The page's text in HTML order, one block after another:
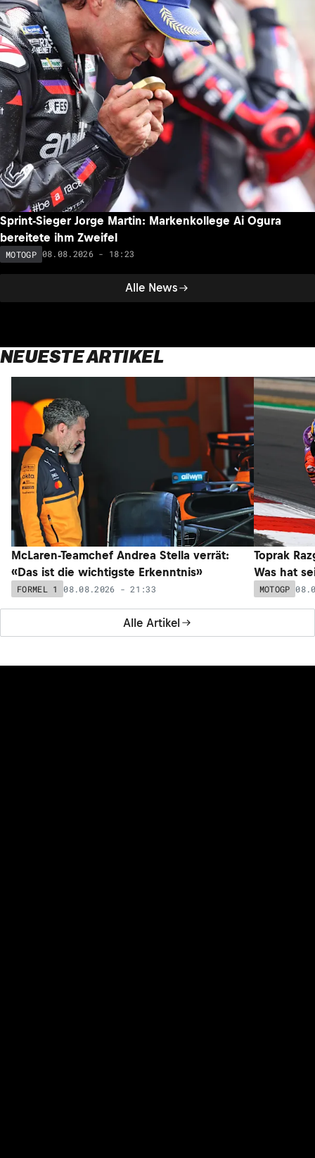
Alle News
Sprint-Sieger Jorge Martin: Markenkollege Ai Ogura
bereitete ihm Zweifel
MOTOGP 08.08.2026 - 18:23
NEUESTE ARTIKEL
Alle Artikel
McLaren-Teamchef Andrea Stella verrät:
«Das ist die wichtigste Erkenntnis»
FORMEL 1 08.08.2026 - 21:33
Toprak
Was hat
MOTOGP